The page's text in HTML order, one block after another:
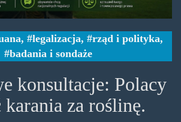
, legalizacja, rząd i polityka,
badania i sondaże
konsultacje: Polacy
karania za roślinę.